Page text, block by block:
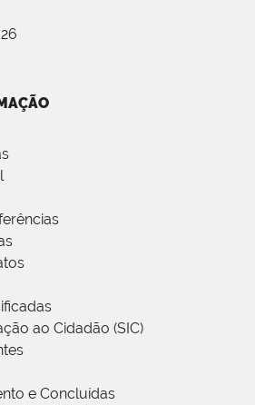
ao Cidadão (SIC)
e Concluídas